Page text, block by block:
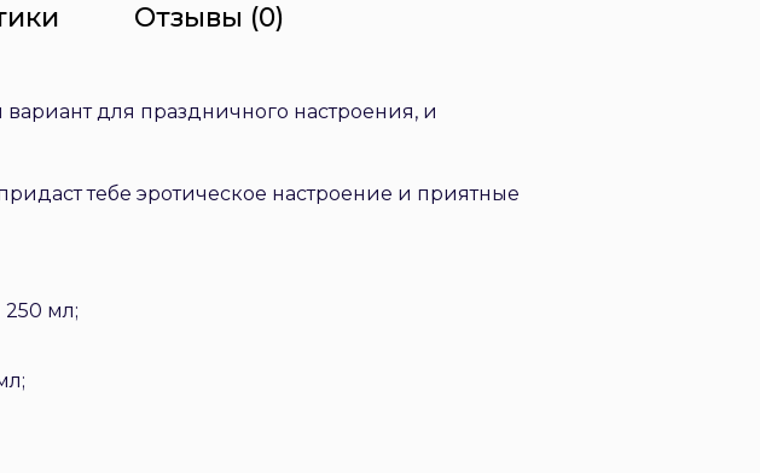
Отзывы (0)
для праздничного настроения, и
тебе эротическое настроение и приятные
мл;